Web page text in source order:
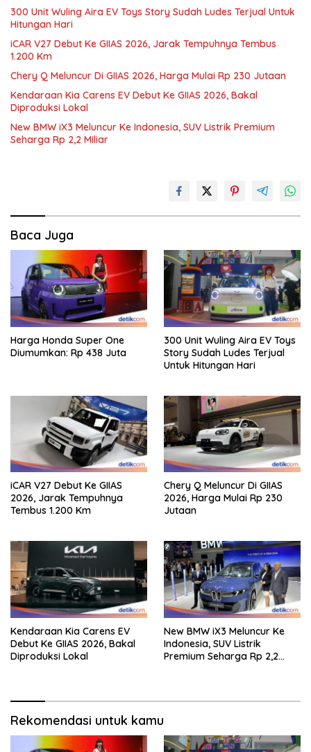
300 Unit Wuling Aira EV Toys Story Sudah Ludes Terjual Untuk
Hitungan Hari
iCAR V27 Debut Ke GIIAS 2026, Jarak Tempuhnya Tembus
1.200 Km
Chery Q Meluncur Di GIIAS 2026, Harga Mulai Rp 230 Jutaan
Kendaraan Kia Carens EV Debut Ke GIIAS 2026, Bakal
Diproduksi Lokal
New BMW iX3 Meluncur Ke Indonesia, SUV Listrik Premium
Seharga Rp 2,2 Miliar
Baca Juga
Harga Honda Super One
Diumumkan: Rp 438 Juta
300 Unit Wuling Aira EV Toys
Story Sudah Ludes Terjual
Untuk Hitungan Hari
iCAR V27 Debut Ke GIIAS
2026, Jarak Tempuhnya
Tembus 1.200 Km
Chery Q Meluncur Di GIIAS
2026, Harga Mulai Rp 230
Jutaan
Kendaraan Kia Carens EV
Debut Ke GIIAS 2026, Bakal
Diproduksi Lokal
New BMW iX3 Meluncur Ke
Indonesia, SUV Listrik
Premium Seharga Rp 2,2
Rekomendasi untuk kamu